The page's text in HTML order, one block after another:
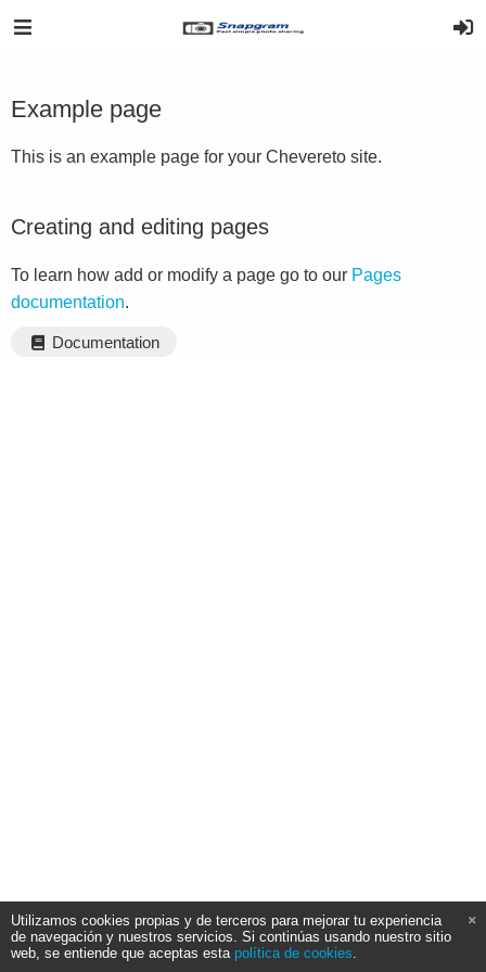
Example page
This is an example page for your Chevereto site.
Creating and editing pages
To learn how add or modify a page go to our Pages
documentation.
Documentation
Utilizamos cookies propias y de terceros para mejorar tu experiencia
de navegación y nuestros servicios. Si continúas usando nuestro sitio
web, se entiende que aceptas esta política de cookies.